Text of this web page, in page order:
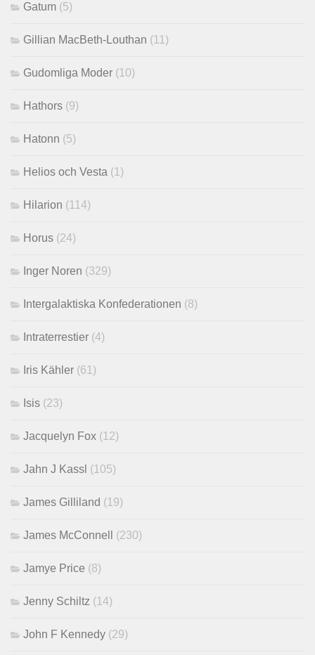
Gatum (5)
Gillian MacBeth-Louthan (11)
Gudomliga Moder (10)
Hathors (9)
Hatonn (5)
Helios och Vesta (1)
Hilarion (114)
Horus (24)
Inger Noren (329)
Intergalaktiska Konfederationen (8)
Intraterrestier (4)
Iris Kähler (61)
Isis (23)
Jacquelyn Fox (12)
Jahn J Kassl (105)
James Gilliland (19)
James McConnell (230)
Jamye Price (8)
Jenny Schiltz (14)
John F Kennedy (29)